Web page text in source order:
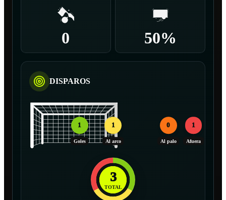
0 50%
DISPAROS
1
Goles
1
Al arco
0
Al palo
1
Afuera
3
TOTAL